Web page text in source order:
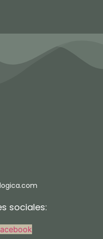
sociales: